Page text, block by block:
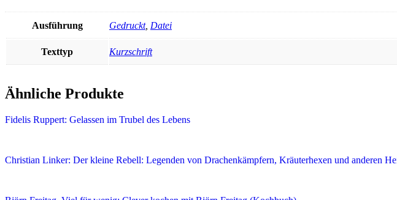
Ausführung Gedruckt, Datei
Texttyp Kurzschrift
Ähnliche Produkte
Fidelis Ruppert: Gelassen im Trubel des Lebens
Christian Linker: Der kleine Rebell: Legenden von Drachenkämpfern, Kräuterhexen und anderen